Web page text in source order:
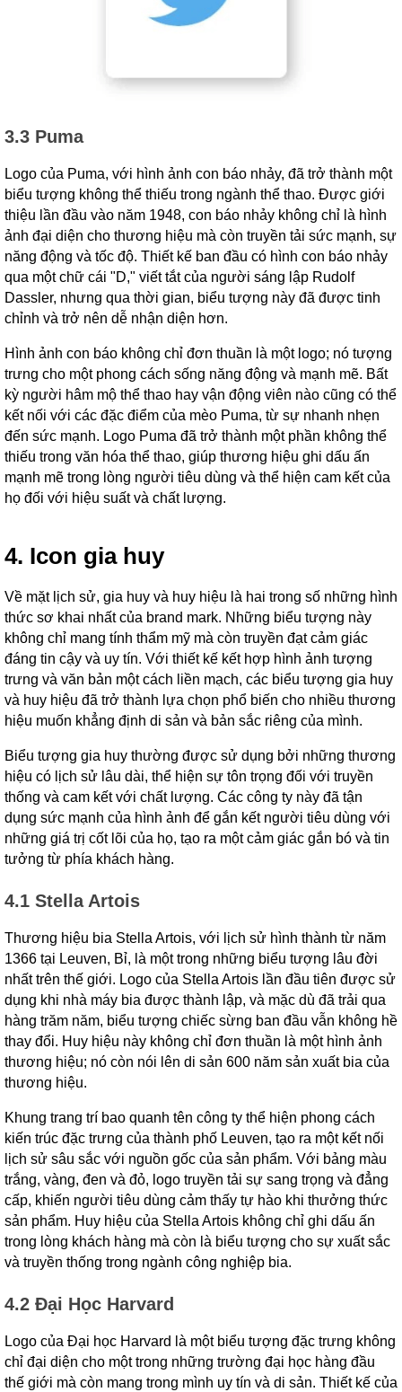
3.3 Puma
Logo của Puma, với hình ảnh con báo nhảy, đã trở thành một
biểu tượng không thể thiếu trong ngành thể thao. Được giới
thiệu lần đầu vào năm 1948, con báo nhảy không chỉ là hình
ảnh đại diện cho thương hiệu mà còn truyền tải sức mạnh, sự
năng động và tốc độ. Thiết kế ban đầu có hình con báo nhảy
qua một chữ cái "D," viết tắt của người sáng lập Rudolf
Dassler, nhưng qua thời gian, biểu tượng này đã được tinh
chỉnh và trở nên dễ nhận diện hơn.
Hình ảnh con báo không chỉ đơn thuần là một logo; nó tượng
trưng cho một phong cách sống năng động và mạnh mẽ. Bất
kỳ người hâm mộ thể thao hay vận động viên nào cũng có thể
kết nối với các đặc điểm của mèo Puma, từ sự nhanh nhẹn
đến sức mạnh. Logo Puma đã trở thành một phần không thể
thiếu trong văn hóa thể thao, giúp thương hiệu ghi dấu ấn
mạnh mẽ trong lòng người tiêu dùng và thể hiện cam kết của
họ đối với hiệu suất và chất lượng.
4. Icon gia huy
Về mặt lịch sử, gia huy và huy hiệu là hai trong số những hình
thức sơ khai nhất của brand mark. Những biểu tượng này
không chỉ mang tính thẩm mỹ mà còn truyền đạt cảm giác
đáng tin cậy và uy tín. Với thiết kế kết hợp hình ảnh tượng
trưng và văn bản một cách liền mạch, các biểu tượng gia huy
và huy hiệu đã trở thành lựa chọn phổ biến cho nhiều thương
hiệu muốn khẳng định di sản và bản sắc riêng của mình.
Biểu tượng gia huy thường được sử dụng bởi những thương
hiệu có lịch sử lâu dài, thể hiện sự tôn trọng đối với truyền
thống và cam kết với chất lượng. Các công ty này đã tận
dụng sức mạnh của hình ảnh để gắn kết người tiêu dùng với
những giá trị cốt lõi của họ, tạo ra một cảm giác gắn bó và tin
tưởng từ phía khách hàng.
4.1 Stella Artois
Thương hiệu bia Stella Artois, với lịch sử hình thành từ năm
1366 tại Leuven, Bỉ, là một trong những biểu tượng lâu đời
nhất trên thế giới. Logo của Stella Artois lần đầu tiên được sử
dụng khi nhà máy bia được thành lập, và mặc dù đã trải qua
hàng trăm năm, biểu tượng chiếc sừng ban đầu vẫn không hề
thay đổi. Huy hiệu này không chỉ đơn thuần là một hình ảnh
thương hiệu; nó còn nói lên di sản 600 năm sản xuất bia của
thương hiệu.
Khung trang trí bao quanh tên công ty thể hiện phong cách
kiến trúc đặc trưng của thành phố Leuven, tạo ra một kết nối
lịch sử sâu sắc với nguồn gốc của sản phẩm. Với bảng màu
trắng, vàng, đen và đỏ, logo truyền tải sự sang trọng và đẳng
cấp, khiến người tiêu dùng cảm thấy tự hào khi thưởng thức
sản phẩm. Huy hiệu của Stella Artois không chỉ ghi dấu ấn
trong lòng khách hàng mà còn là biểu tượng cho sự xuất sắc
và truyền thống trong ngành công nghiệp bia.
4.2 Đại Học Harvard
Logo của Đại học Harvard là một biểu tượng đặc trưng không
chỉ đại diện cho một trong những trường đại học hàng đầu
thế giới mà còn mang trong mình uy tín và di sản. Thiết kế của